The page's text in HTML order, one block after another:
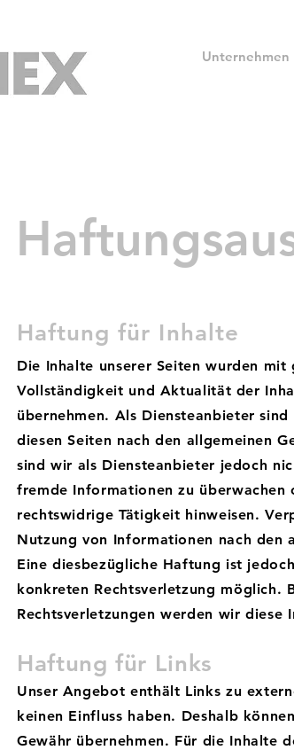
Unternehmen
Haftung für Inhalte
Die Inhalte unserer Seiten wurden
Vollständigkeit und Aktualität der
übernehmen. Als Diensteanbieter
diesen Seiten nach den allgemeinen
sind wir als Diensteanbieter jedoch
fremde Informationen zu
rechtswidrige Tätigkeit hinweisen.
Nutzung von Informationen nach den
Eine diesbezügliche Haftung ist
konkreten Rechtsverletzung möglich.
Rechtsverletzungen werden wir diese
Haftung für Links
Unser Angebot enthält Links zu
keinen Einfluss haben. Deshalb
Gewähr übernehmen. Für die Inhalte